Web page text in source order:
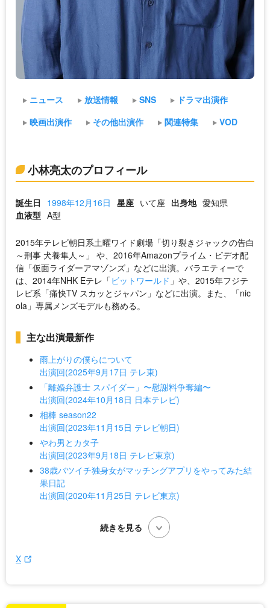
ニュース 放送情報 SNS
ドラマ出演作
映画出演作
その他出演作 関連特集 VOD
小林亮太のプロフィール
誕生日 1998年12月16日 星座 いて座 出身地 愛知県
血液型 A型
2015年テレビ朝日系土曜ワイド劇場「切り裂きジャックの告白
～刑事 犬養隼人～」 や、2016年Amazonプライム・ビデオ配
信「仮面ライダーアマゾンズ」などに出演。バラエティーで
は、2014年NHK Eテレ「ビットワールド 」や、2015年フジテ
レビ系「痛快TV スカッとジャパン」などに出演。また、「nic
ola」専属メンズモデルも務める。
主な出演最新作
雨上がりの僕らについて
出演回(2025年9月17日 テレ東)
「離婚弁護士 スパイダー」〜慰謝料争奪編〜
出演回(2024年10月18日 日本テレビ)
相棒 season22
出演回(2023年11月15日 テレビ朝日)
やわ男とカタ子
出演回(2023年9月18日 テレビ東京)
38歳バツイチ独身女がマッチングアプリをやってみた結
果日記
出演回(2020年11月25日 テレビ東京)
X